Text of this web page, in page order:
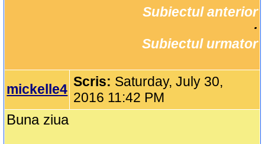
Subiectul anterior
Subiectul urmator
mickelle4 Scris: Saturday, July 30,
2016 11:42 PM
Buna ziua